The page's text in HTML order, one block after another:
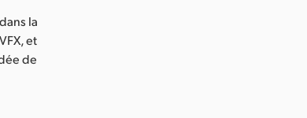
la
et
de